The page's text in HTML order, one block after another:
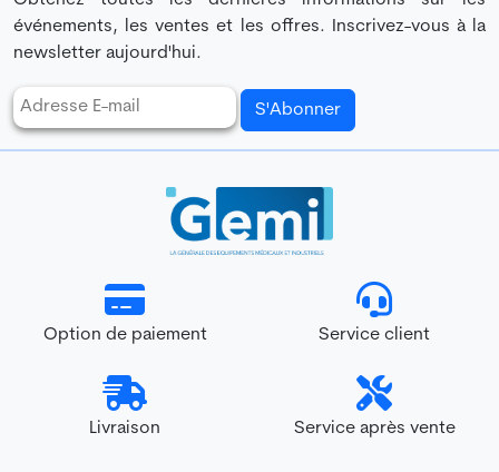
événements, les ventes et les offres. Inscrivez-vous à la
newsletter aujourd'hui.
S'Abonner
Option de paiement Service client
Livraison Service après vente